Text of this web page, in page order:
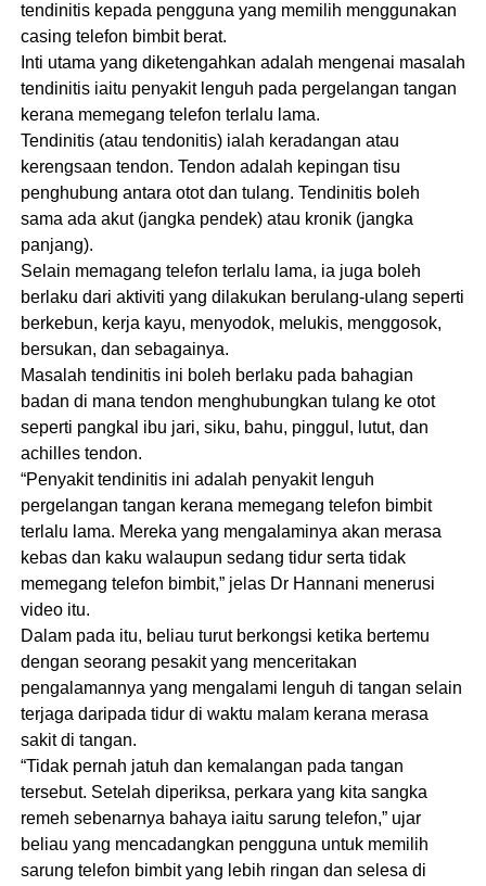
tendinitis kepada pengguna yang memilih menggunakan
casing telefon bimbit berat.
Inti utama yang diketengahkan adalah mengenai masalah
tendinitis iaitu penyakit lenguh pada pergelangan tangan
kerana memegang telefon terlalu lama.
Tendinitis (atau tendonitis) ialah keradangan atau
kerengsaan tendon. Tendon adalah kepingan tisu
penghubung antara otot dan tulang. Tendinitis boleh
sama ada akut (jangka pendek) atau kronik (jangka
panjang).
Selain memagang telefon terlalu lama, ia juga boleh
berlaku dari aktiviti yang dilakukan berulang-ulang seperti
berkebun, kerja kayu, menyodok, melukis, menggosok,
bersukan, dan sebagainya.
Masalah tendinitis ini boleh berlaku pada bahagian
badan di mana tendon menghubungkan tulang ke otot
seperti pangkal ibu jari, siku, bahu, pinggul, lutut, dan
achilles tendon.
“Penyakit tendinitis ini adalah penyakit lenguh
pergelangan tangan kerana memegang telefon bimbit
terlalu lama. Mereka yang mengalaminya akan merasa
kebas dan kaku walaupun sedang tidur serta tidak
memegang telefon bimbit,” jelas Dr Hannani menerusi
video itu.
Dalam pada itu, beliau turut berkongsi ketika bertemu
dengan seorang pesakit yang menceritakan
pengalamannya yang mengalami lenguh di tangan selain
terjaga daripada tidur di waktu malam kerana merasa
sakit di tangan.
“Tidak pernah jatuh dan kemalangan pada tangan
tersebut. Setelah diperiksa, perkara yang kita sangka
remeh sebenarnya bahaya iaitu sarung telefon,” ujar
beliau yang mencadangkan pengguna untuk memilih
sarung telefon bimbit yang lebih ringan dan selesa di